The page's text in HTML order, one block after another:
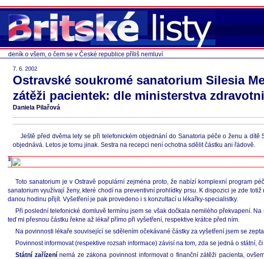
deník o všem, o čem se v České republice příliš nemluví
7. 6. 2002
Ostravské soukromé sanatorium Silesia
zátěži pacientek: dle ministerstva
Daniela Pilařová
Ještě před dvěma lety se při telefonickém objednání do Sanatoria péče o ženu a
objednává. Letos je tomu jinak. Sestra na recepci není ochotna sdělit částku ani řádově.
Toto sanatorium je v Ostravě populární zejména proto, že nabízí komplexní program
sanatorium využívají ženy, které chodí na preventivní prohlídky prsu. K dispozici je zde
danou hodinu přijít. Vyšetření je pak provedeno i s konzultací u lékařky-specialistky.
Při poslední telefonické domluvě termínu jsem se však dočkala nemilého překvapení.
teď mi přesnou částku řekne až lékař přímo při vyšetření, respektive krátce před ním.
Na povinnosti lékaře související se sdělením očekávané částky za vyšetření jsem se
Povinnost informovat (respektive rozsah informace) závisí na tom, zda se jedná o státní,
Státní zařízenínemá ze zákona povinnost informovat o finanční zátěži pacienta,